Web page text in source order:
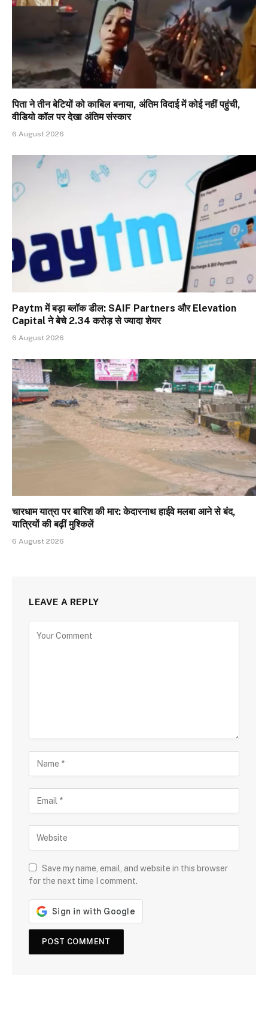
पिता ने तीन बेटियों को काबिल बनाया, अंतिम विदाई में कोई नहीं पहुंची,
वीडियो कॉल पर देखा अंतिम संस्कार
6 August 2026
Paytm में बड़ा ब्लॉक डील: SAIF Partners और Elevation
Capital ने बेचे 2.34 करोड़ से ज्यादा शेयर
6 August 2026
चारधाम यात्रा पर बारिश की मार: केदारनाथ हाईवे मलबा आने से बंद,
यात्रियों की बढ़ीं मुश्किलें
6 August 2026
LEAVE A REPLY
Save my name, email, and website in this browser
for the next time I comment.